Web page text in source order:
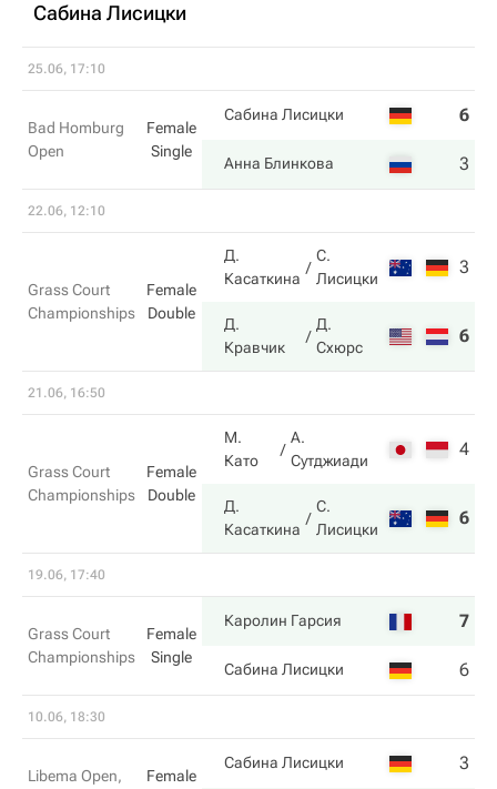
Сабина Лисицки
25.06, 17:10
Bad Homburg
Open
Female
Single
Сабина Лисицки 6
Анна Блинкова 3
22.06, 12:10
Grass Court
Championships
Female
Double
Д.
Касаткина
С.
Лисицки
3
Д.
Кравчик
Д.
Схюрс
6
21.06, 16:50
Grass Court
Championships
Female
Double
М.
Като
А.
Сутджиади
4
Д.
Касаткина
С.
Лисицки
6
19.06, 17:40
Grass Court
Championships
Female
Single
Каролин Гарсия 7
Сабина Лисицки 6
10.06, 18:30
Libema Open,
Female
Сабина Лисицки 3